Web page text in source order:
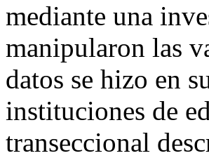
mediante una
manipularon las
datos se hizo en
instituciones de
transeccional